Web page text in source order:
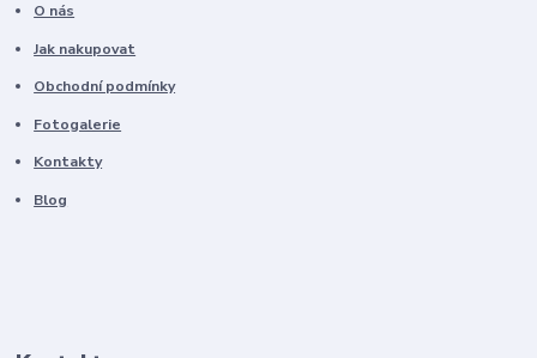
O nás
Jak nakupovat
Obchodní podmínky
Fotogalerie
Kontakty
Blog